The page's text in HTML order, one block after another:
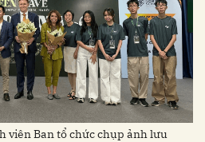
viên Ban tổ chức chụp ảnh lưu